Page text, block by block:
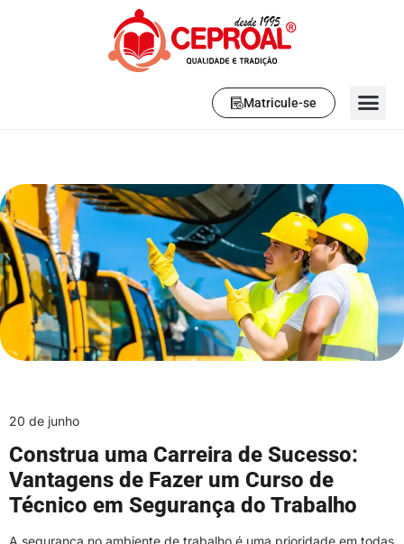
Matricule-se
20 de junho
Construa uma Carreira de Sucesso:
Vantagens de Fazer um Curso de
Técnico em Segurança do Trabalho
A segurança no ambiente de trabalho é uma prioridade em todas